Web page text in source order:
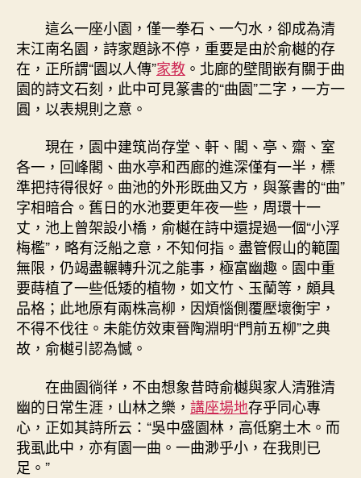
這么一座小園，僅一拳石、一勺水，卻成為清
末江南名園，詩家題詠不停，重要是由於俞樾的存
在，正所謂“園以人傳”家教 。北廊的壁間嵌有關于曲
園的詩文石刻，此中可見篆書的“曲園”二字，一方一
圓，以表規則之意。
現在，園中建筑尚存堂、軒、閣、亭、齋、室
各一，回峰閣、曲水亭和西廊的進深僅有一半，標
準把持得很好。曲池的外形既曲又方，與篆書的“曲”
字相暗合。舊日的水池要更年夜一些，周環十一
丈，池上曾架設小橋，俞樾在詩中還提過一個“小浮
梅檻”，略有泛船之意，不知何指。盡管假山的範圍
無限，仍竭盡輾轉升沉之能事，極富幽趣。園中重
要蒔植了一些低矮的植物，如文竹、玉蘭等，頗具
品格；此地原有兩株高柳，因煩惱側覆壓壞衡宇，
不得不伐往。未能仿效東晉陶淵明“門前五柳”之典
故，俞樾引認為憾。
在曲園徜徉，不由想象昔時俞樾與家人清雅清
幽的日常生涯，山林之樂， 講座場地存乎同心專
心，正如其詩所云：“吳中盛園林，高低窮土木。而
我虱此中，亦有園一曲。一曲渺乎小，在我則已
足。”